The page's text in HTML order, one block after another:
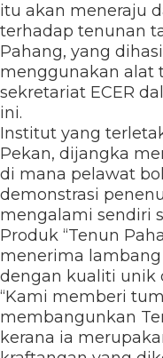
itu akan meneraju
terhadap tenunan
Pahang, yang
menggunakan alat
sekretariat ECER
ini.
Institut yang
Pekan, dijangka
di mana pelawat
demonstrasi
mengalami sendiri
Produk “Tenun
menerima
dengan kualiti unik
“Kami memberi
membangunkan
kerana ia